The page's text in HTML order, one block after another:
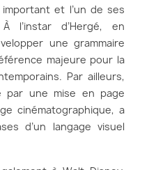
et l’un de ses
l’instar d’Hergé, en
une grammaire
majeure pour la
Par ailleurs,
par une mise en page
cinématographique, a
d’un langage visuel